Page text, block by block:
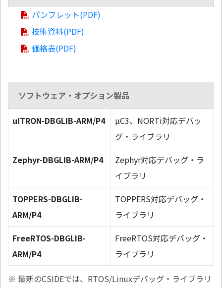
パンフレット(PDF)
技術資料(PDF)
価格表(PDF)
ソフトウェア・オプション製品
uITRON-DBGLIB-ARM/P4
µC3、NORTi対応デバッ
グ・ライブラリ
Zephyr-DBGLIB-ARM/P4
Zephyr対応デバッグ・ラ
イブラリ
TOPPERS-DBGLIB-
ARM/P4
TOPPERS対応デバッグ・
ライブラリ
FreeRTOS-DBGLIB-
ARM/P4
FreeRTOS対応デバッグ・
ライブラリ
※ 最新のCSIDEでは、RTOS/Linuxデバッグ・ライブラリ